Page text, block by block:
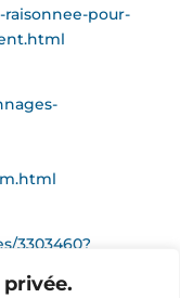
pour-
3303460?